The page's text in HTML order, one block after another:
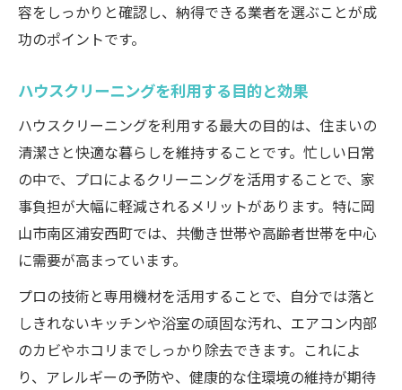
容をしっかりと確認し、納得できる業者を選ぶことが成
功のポイントです。
ハウスクリーニングを利用する目的と効果
ハウスクリーニングを利用する最大の目的は、住まいの
清潔さと快適な暮らしを維持することです。忙しい日常
の中で、プロによるクリーニングを活用することで、家
事負担が大幅に軽減されるメリットがあります。特に岡
山市南区浦安西町では、共働き世帯や高齢者世帯を中心
に需要が高まっています。
プロの技術と専用機材を活用することで、自分では落と
しきれないキッチンや浴室の頑固な汚れ、エアコン内部
のカビやホコリまでしっかり除去できます。これによ
り、アレルギーの予防や、健康的な住環境の維持が期待